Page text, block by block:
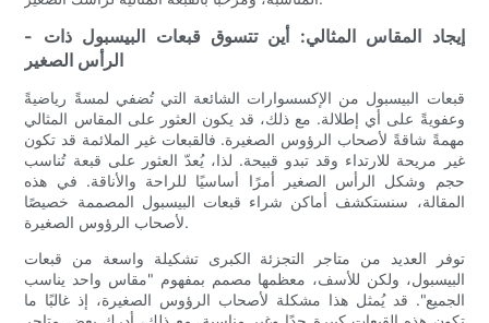
- إيجاد المقاس المثالي: أين تتسوق قبعات البيسبول ذات
الرأس الصغير
قبعات البيسبول من الإكسسوارات الشائعة التي تُضفي لمسةً رياضيةً
وعفويةً على أي إطلالة. مع ذلك، قد يكون العثور على المقاس المثالي
مهمةً شاقةً لأصحاب الرؤوس الصغيرة. فالقبعات غير الملائمة قد تكون
غير مريحة للارتداء وقد تبدو قبيحة. لذا، يُعدّ العثور على قبعة تُناسب
حجم وشكل الرأس الصغير أمرًا أساسيًا للراحة والأناقة. في هذه
المقالة، سنستكشف أماكن شراء قبعات البيسبول المصممة خصيصًا
لأصحاب الرؤوس الصغيرة.
توفر العديد من متاجر التجزئة الكبرى تشكيلة واسعة من قبعات
البيسبول، ولكن للأسف، معظمها مصمم بمفهوم "مقاس واحد يناسب
الجميع". قد يُمثل هذا مشكلة لأصحاب الرؤوس الصغيرة، إذ غالبًا ما